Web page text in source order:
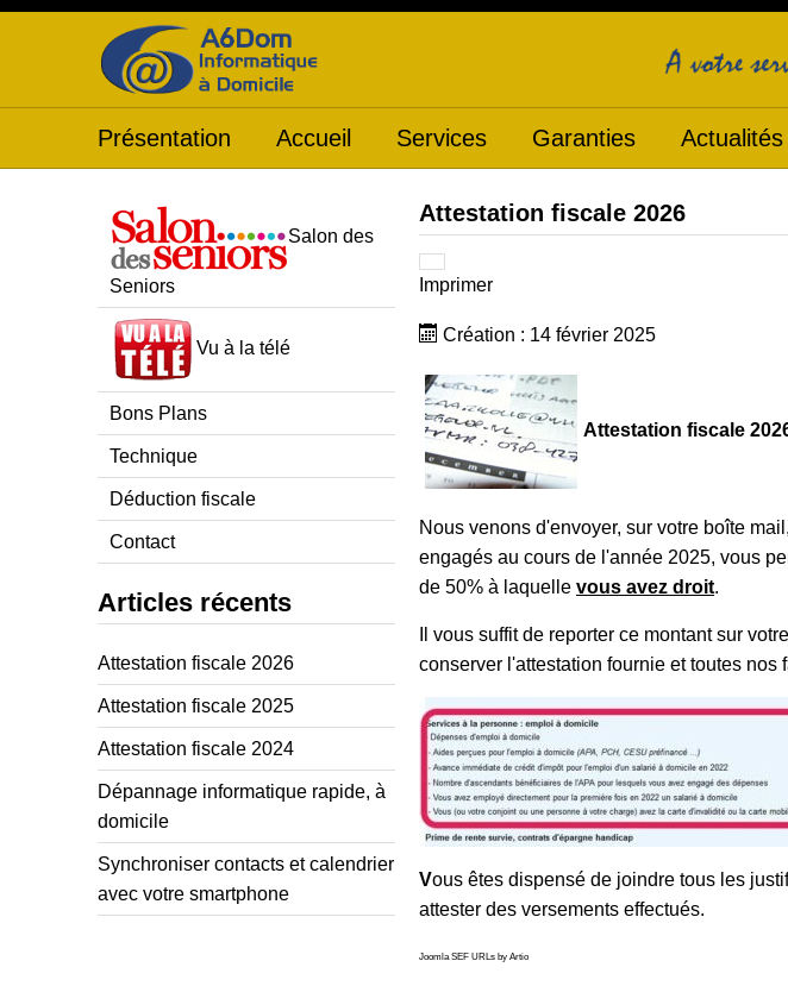
Présentation Accueil Services Garanties Actualités
Salon des
Seniors
Vu à la télé
Bons Plans
Technique
Déduction fiscale
Contact
Articles récents
Attestation fiscale 2026
Attestation fiscale 2025
Attestation fiscale 2024
Dépannage informatique rapide, à
domicile
Synchroniser contacts et calendrier
avec votre smartphone
Attestation fiscale 2026
Imprimer
Création : 14 février 2025
Attestation fiscale
Nous venons d'envoyer, sur votre boîte
engagés au cours de l'année 2025, vous
de 50% à laquelle vous avez droit.
Il vous suffit de reporter ce montant sur
conserver l'attestation fournie et toutes
Vous êtes dispensé de joindre tous les
attester des versements effectués.
Joomla SEF URLs by Artio